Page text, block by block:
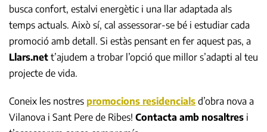
busca confort, estalvi energètic i una llar adaptada als
temps actuals. Això sí, cal assessorar-se bé i estudiar cada
promoció amb detall. Si estàs pensant en fer aquest pas, a
Llars.net t’ajudem a trobar l’opció que millor s’adapti al teu
projecte de vida.
Coneix les nostres promocions residencials d’obra nova a
Vilanova i Sant Pere de Ribes! Contacta amb nosaltres i